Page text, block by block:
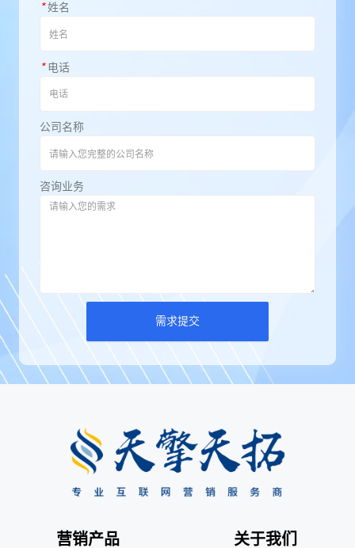
*姓名
*电话
公司名称
咨询业务
需求提交
营销产品 关于我们